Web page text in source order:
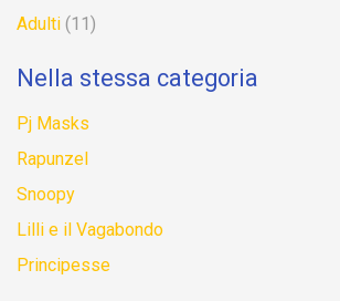
Adulti (11)
Nella stessa categoria
Pj Masks
Rapunzel
Snoopy
Lilli e il Vagabondo
Principesse